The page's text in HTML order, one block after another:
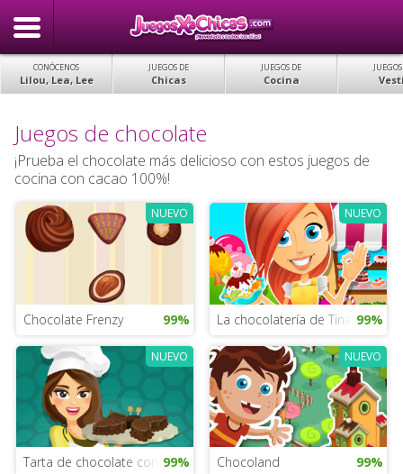
CONÓCENOS
Lilou, Lea, Lee
JUEGOS DE
Chicas
JUEGOS DE
Cocina
Juegos de chocolate
¡Prueba el chocolate más delicioso con estos juegos de
cocina con cacao 100%!
NUEVO
Chocolate Frenzy 99%
NUEVO
La chocolatería de Tina 99%
NUEVO
Tarta de chocolate con Emma
99%
NUEVO
Chocoland 99%